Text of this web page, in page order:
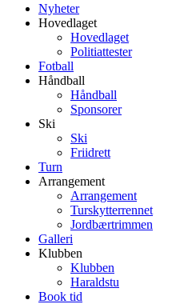
Nyheter
Hovedlaget
Hovedlaget
Politiattester
Fotball
Håndball
Håndball
Sponsorer
Ski
Ski
Friidrett
Turn
Arrangement
Arrangement
Turskytterrennet
Jordbærtrimmen
Galleri
Klubben
Klubben
Haraldstu
Book tid